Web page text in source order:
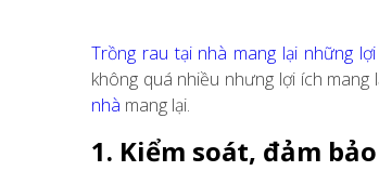
Trồng rau tại nhà mang lại những
không quá nhiều nhưng lợi ích
nhà mang lại.
1. Kiểm soát, đảm